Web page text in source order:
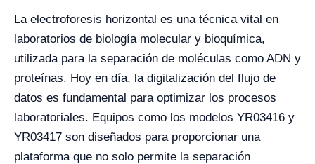
La electroforesis horizontal es una técnica vital en
laboratorios de biología molecular y bioquímica,
utilizada para la separación de moléculas como ADN y
proteínas. Hoy en día, la digitalización del flujo de
datos es fundamental para optimizar los procesos
laboratoriales. Equipos como los modelos YR03416 y
YR03417 son diseñados para proporcionar una
plataforma que no solo permite la separación